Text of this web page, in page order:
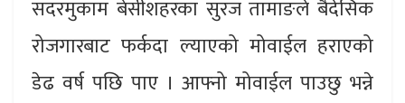
सदरमुकाम बेसीशहरका सुरज तामाङले बैदेसिक
रोजगारबाट फर्कदा ल्याएको मोवाईल हराएको
डेढ वर्ष पछि पाए । आफ्नो मोवाईल पाउछु भन्ने